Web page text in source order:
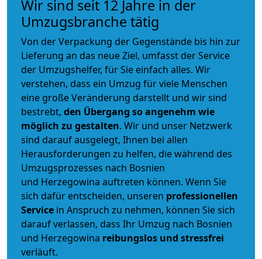
Wir sind seit 12 Jahre in der
Umzugsbranche tätig
Von der Verpackung der Gegenstände bis hin zur
Lieferung an das neue Ziel, umfasst der Service
der Umzugshelfer, für Sie einfach alles. Wir
verstehen, dass ein Umzug für viele Menschen
eine große Veränderung darstellt und wir sind
bestrebt, den Übergang so angenehm wie
möglich zu gestalten. Wir und unser Netzwerk
sind darauf ausgelegt, Ihnen bei allen
Herausforderungen zu helfen, die während des
Umzugsprozesses nach Bosnien
und Herzegowina auftreten können. Wenn Sie
sich dafür entscheiden, unseren professionellen
Service in Anspruch zu nehmen, können Sie sich
darauf verlassen, dass Ihr Umzug nach Bosnien
und Herzegowina reibungslos und stressfrei
verläuft.